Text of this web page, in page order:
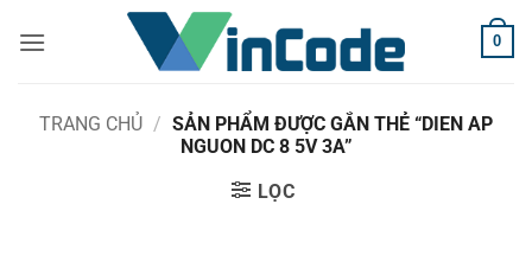
qua
0
TRANG CHỦ / SẢN PHẨM ĐƯỢC GẮN THẺ “DIEN AP
NGUON DC 8 5V 3A”
LỌC